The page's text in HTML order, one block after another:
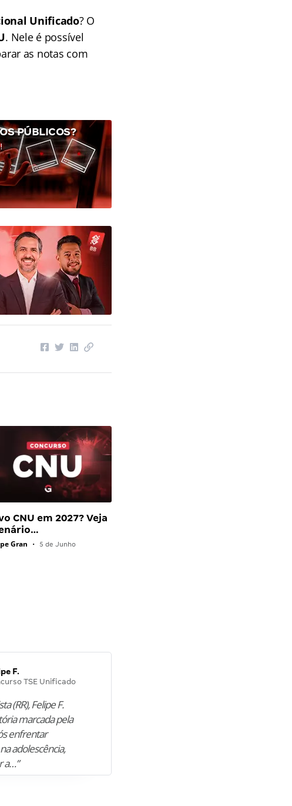
Unificado? O
. Nele é possível
as notas com
PÚBLICOS?
CNU em 2027? Veja
Gran • 5 de Junho
F.
TSE Unificado
(RR), Felipe F.
marcada pela
enfrentar
adolescência,
a…”